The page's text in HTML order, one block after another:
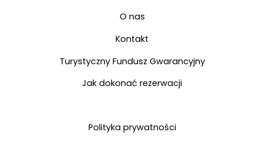
O nas
Kontakt
Turystyczny Fundusz Gwarancyjny
Jak dokonać rezerwacji
Polityka prywatności